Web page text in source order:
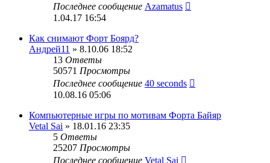
Последнее сообщение Azamatus
1.04.17 16:54
Как снимают Форт Боярд?
Андрей11 » 8.10.06 18:52
13 Ответы
50571 Просмотры
Последнее сообщение 40 seconds
10.08.16 05:06
Компьютерные игры по мотивам Форта Байяр
Vetal Sai » 18.01.16 23:35
5 Ответы
25207 Просмотры
Последнее сообщение Vetal Sai